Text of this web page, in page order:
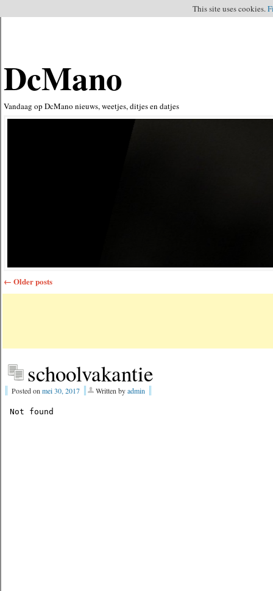
DcMano
Vandaag op DcMano nieuws, weetjes, ditjes en datjes
← Older posts
schoolvakantie
Posted on mei 30, 2017 Written byadmin
This site uses cookies.